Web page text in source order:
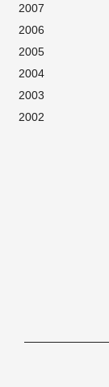
2007
2006
2005
2004
2003
2002